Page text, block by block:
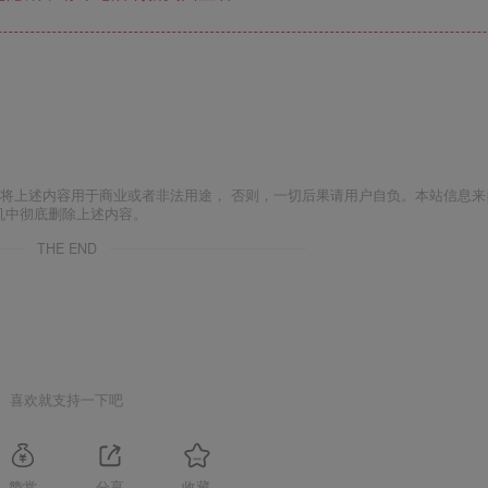
述内容用于商业或者非法用途， 否则，一切后果请用户自负。本站信息
彻底删除上述内容。
THE END
喜欢就支持一下吧